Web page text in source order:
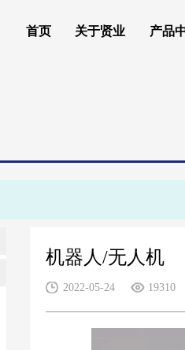
首页 关于贤业 产品
机器人/无人机
2022-05-24 19310